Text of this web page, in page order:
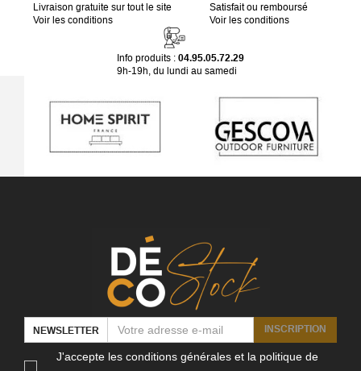
Livraison gratuite sur tout le site
Voir les conditions
Satisfait ou remboursé
Voir les conditions
Info produits : 04.95.05.72.29
9h-19h, du lundi au samedi
NEWSLETTER INSCRIPTION
J'accepte les conditions générales et la politique de